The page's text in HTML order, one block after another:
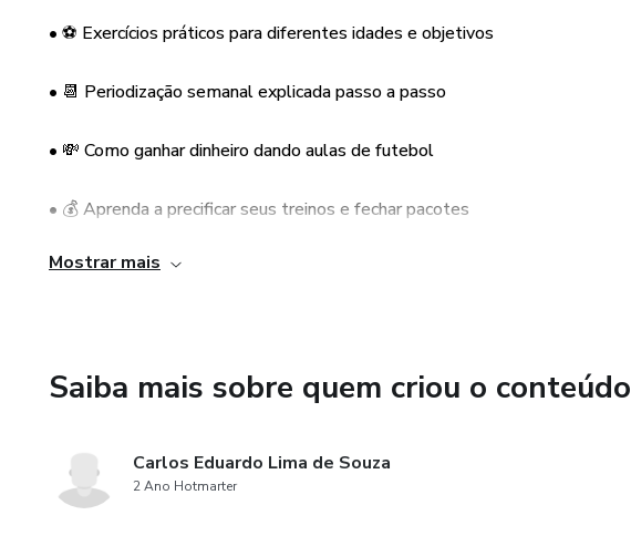
• ⚽ Exercícios práticos para diferentes idades e objetivos
• 📆 Periodização semanal explicada passo a passo
• 💸 Como ganhar dinheiro dando aulas de futebol
• 💰 Aprenda a precificar seus treinos e fechar pacotes
• 🚀 Dicas para escalar seu negócio com marketing esportivo
• 📲 Material 100% digital, você acessa de onde quiser
Mostrar mais
Saiba mais sobre quem criou o conteúdo
Carlos Eduardo Lima de Souza
2 Ano Hotmarter